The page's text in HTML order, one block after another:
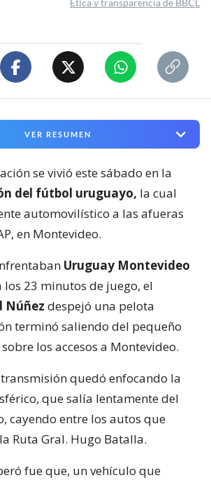
Ética y transparencia de BBCL
VER RESUMEN
se vivió este sábado en la
del fútbol uruguayo, la cual
automovilístico a las afueras
en Montevideo.
Uruguay Montevideo
los 23 minutos de juego, el
Núñez despejó una pelota
terminó saliendo del pequeño
los accesos a Montevideo.
quedó enfocando la
que salía lentamente del
cayendo entre los autos que
Ruta Gral. Hugo Batalla.
fue que, un vehículo que